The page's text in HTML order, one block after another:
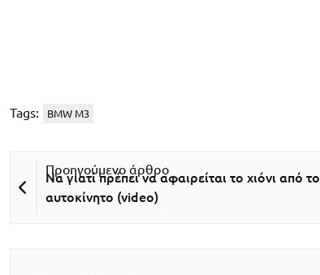
Tags: BMW M3
Να γιατί πρέπει να αφαιρείται το χιόνι από το
αυτοκίνητο (video)